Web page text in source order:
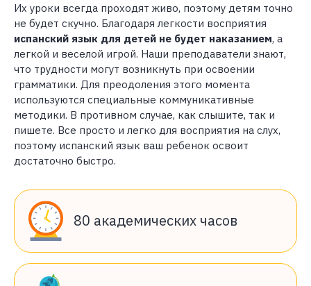
Их уроки всегда проходят живо, поэтому детям точно
не будет скучно. Благодаря легкости восприятия
испанский язык для детей не будет наказанием, а
легкой и веселой игрой. Наши преподаватели знают,
что трудности могут возникнуть при освоении
грамматики. Для преодоления этого момента
используются специальные коммуникативные
методики. В противном случае, как слышите, так и
пишете. Все просто и легко для восприятия на слух,
поэтому испанский язык ваш ребенок освоит
достаточно быстро.
80 академических часов